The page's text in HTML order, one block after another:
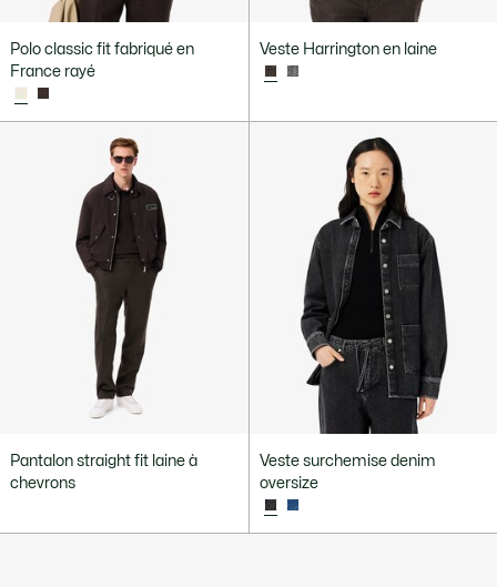
Polo classic fit fabriqué en
France rayé
Veste Harrington en laine
Pantalon straight fit laine à
chevrons
Veste surchemise denim
oversize